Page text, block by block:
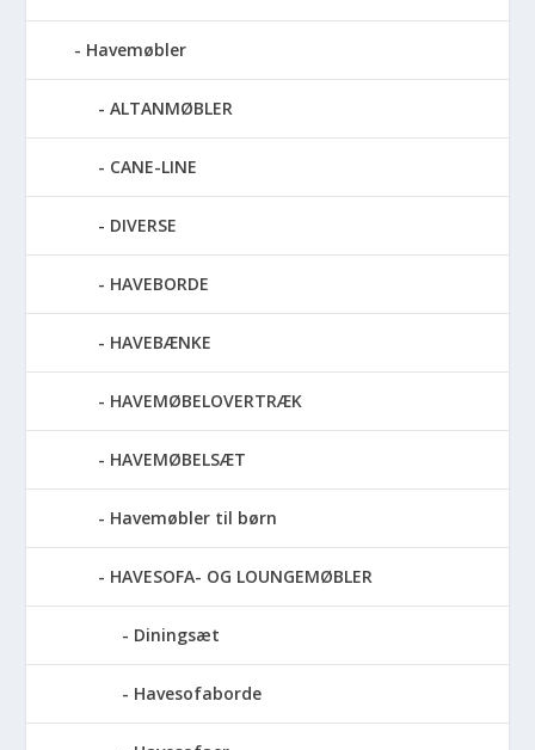
Havemøbler
ALTANMØBLER
CANE-LINE
DIVERSE
HAVEBORDE
HAVEBÆNKE
HAVEMØBELOVERTRÆK
HAVEMØBELSÆT
Havemøbler til børn
HAVESOFA- OG LOUNGEMØBLER
Diningsæt
Havesofaborde